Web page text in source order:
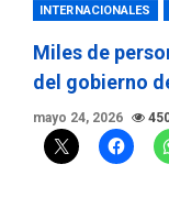
INTERNACIONALES
Miles de
del gobierno
mayo 24, 2026